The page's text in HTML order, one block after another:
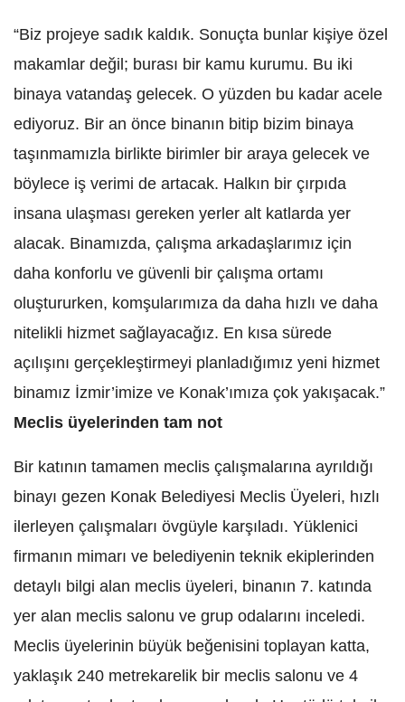
“Biz projeye sadık kaldık. Sonuçta bunlar kişiye özel
makamlar değil; burası bir kamu kurumu. Bu iki
binaya vatandaş gelecek. O yüzden bu kadar acele
ediyoruz. Bir an önce binanın bitip bizim binaya
taşınmamızla birlikte birimler bir araya gelecek ve
böylece iş verimi de artacak. Halkın bir çırpıda
insana ulaşması gereken yerler alt katlarda yer
alacak. Binamızda, çalışma arkadaşlarımız için
daha konforlu ve güvenli bir çalışma ortamı
oluştururken, komşularımıza da daha hızlı ve daha
nitelikli hizmet sağlayacağız. En kısa sürede
açılışını gerçekleştirmeyi planladığımız yeni hizmet
binamız İzmir’imize ve Konak’ımıza çok yakışacak.”
Meclis üyelerinden tam not
Bir katının tamamen meclis çalışmalarına ayrıldığı
binayı gezen Konak Belediyesi Meclis Üyeleri, hızlı
ilerleyen çalışmaları övgüyle karşıladı. Yüklenici
firmanın mimarı ve belediyenin teknik ekiplerinden
detaylı bilgi alan meclis üyeleri, binanın 7. katında
yer alan meclis salonu ve grup odalarını inceledi.
Meclis üyelerinin büyük beğenisini toplayan katta,
yaklaşık 240 metrekarelik bir meclis salonu ve 4